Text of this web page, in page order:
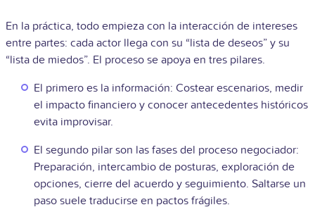
En la práctica, todo empieza con la interacción de intereses
entre partes: cada actor llega con su “lista de deseos” y su
“lista de miedos”. El proceso se apoya en tres pilares.
El primero es la información: Costear escenarios, medir
el impacto financiero y conocer antecedentes históricos
evita improvisar.
El segundo pilar son las fases del proceso negociador:
Preparación, intercambio de posturas, exploración de
opciones, cierre del acuerdo y seguimiento. Saltarse un
paso suele traducirse en pactos frágiles.